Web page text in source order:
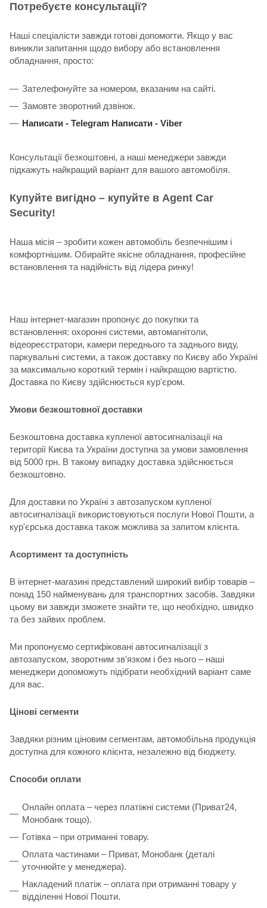
Потребуєте консультації?
Наші спеціалісти завжди готові допомогти. Якщо у вас
виникли запитання щодо вибору або встановлення
обладнання, просто:
Зателефонуйте за номером, вказаним на сайті.
Замовте зворотний дзвінок.
Написати - Telegram Написати - Viber
Консультації безкоштовні, а наші менеджери завжди
підкажуть найкращий варіант для вашого автомобіля.
Купуйте вигідно – купуйте в Agent Car
Security!
Наша місія – зробити кожен автомобіль безпечнішим і
комфортнішим. Обирайте якісне обладнання, професійне
встановлення та надійність від лідера ринку!
Наш інтернет-магазин пропонує до покупки та
встановлення: охоронні системи, автомагнітоли,
відеореєстратори, камери переднього та заднього виду,
паркувальні системи, а також доставку по Києву або Україні
за максимально короткий термін і найкращою вартістю.
Доставка по Києву здійснюється кур'єром.
Умови безкоштовної доставки
Безкоштовна доставка купленої автосигналізації на
території Києва та України доступна за умови замовлення
від 5000 грн. В такому випадку доставка здійснюється
безкоштовно.
Для доставки по Україні з автозапуском купленої
автосигналізації використовуються послуги Нової Пошти, а
кур'єрська доставка також можлива за запитом клієнта.
Асортимент та доступність
В інтернет-магазині представлений широкий вибір товарів –
понад 150 найменувань для транспортних засобів. Завдяки
цьому ви завжди зможете знайти те, що необхідно, швидко
та без зайвих проблем.
Ми пропонуємо сертифіковані автосигналізації з
автозапуском, зворотним зв'язком і без нього – наші
менеджери допоможуть підібрати необхідний варіант саме
для вас.
Цінові сегменти
Завдяки різним ціновим сегментам, автомобільна продукція
доступна для кожного клієнта, незалежно від бюджету.
Способи оплати
Онлайн оплата – через платіжні системи (Приват24,
Монобанк тощо).
Готівка – при отриманні товару.
Оплата частинами – Приват, Монобанк (деталі
уточнюйте у менеджера).
Накладений платіж – оплата при отриманні товару у
відділенні Нової Пошти.